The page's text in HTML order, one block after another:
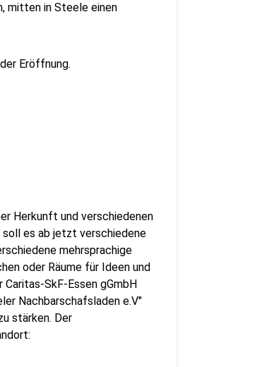
mitten in Steele einen
Eröffnung.
Herkunft und verschiedenen
soll es ab jetzt verschiedene
mehrsprachige
oder Räume für Ideen und
SkF-Essen gGmbH
Nachbarschafsladen e.V"
stärken. Der